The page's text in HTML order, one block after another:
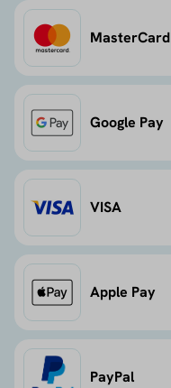
MasterCard
Google Pay
VISA
Apple Pay
PayPal